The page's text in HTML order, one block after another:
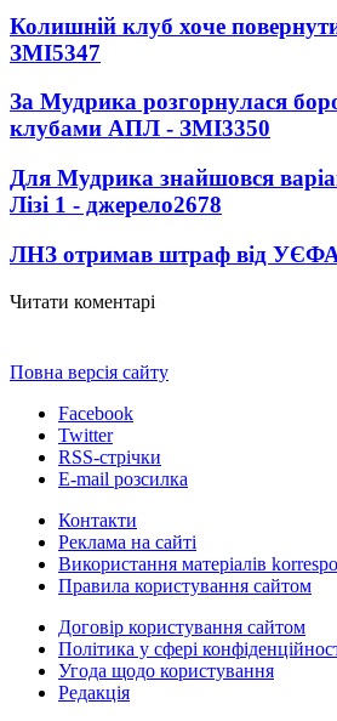
Колишній клуб хоче
ЗМІ5347
За Мудрика розгорнулася
клубами АПЛ - ЗМІ3350
Для Мудрика знайшовся
Лізі 1 - джерело2678
ЛНЗ отримав штраф від
Читати коментарі
Повна версія сайту
Facebook
Twitter
RSS-стрічки
E-mail розсилка
Контакти
Реклама на сайті
Використання матеріалів
Правила користування сайтом
Договір користування сайтом
Політика у сфері
Угода щодо користування
Редакція